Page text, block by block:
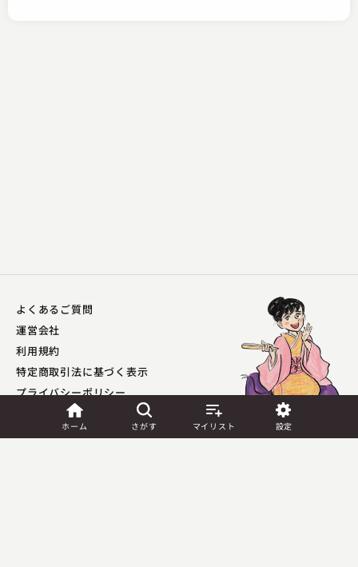
ホーム さがす マイリスト 設定
林家けい木（現：林家木久彦）
壺算
2023.06.27 | 12分
よくあるご質問
運営会社
利用規約
特定商取引法に基づく表示
プライバシーポリシー​
外部送信ポリシー